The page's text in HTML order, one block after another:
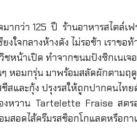
ากว่า 125 ปี ร้านอาหารสไตล์เ
ใจกลางห้างดัง ไม่รอช้า เราขอ
น้าเปิด ทำจากขนมปังซิกเนเจอ
ๆ หอมกรุ่น มาพร้อมสลัดผักตาม
และกุ้ง ปรุงรสให้ถูกปากคนไทย
งหวาน Tartelette Fraise สตร
สอดไส้ครีมรสช็อกโกแลตหรือก